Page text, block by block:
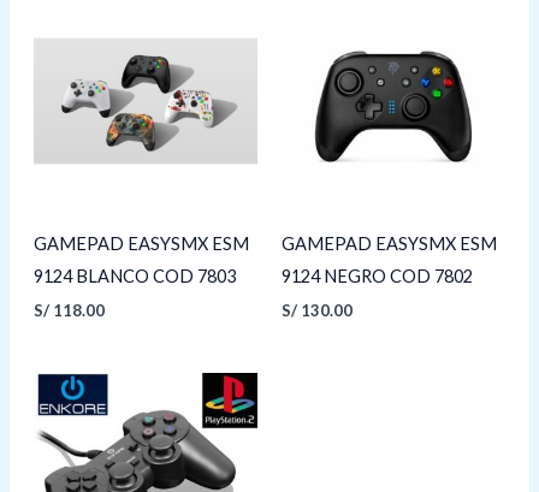
GAMEPAD EASYSMX ESM
9124 BLANCO COD 7803
S/118.00
GAMEPAD EASYSMX ESM
9124 NEGRO COD 7802
S/ 130.00